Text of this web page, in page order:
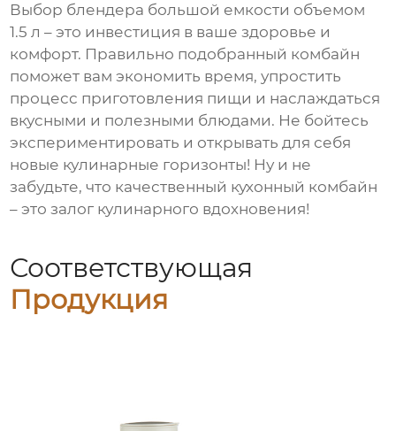
Выбор блендера большой емкости объемом
1.5 л – это инвестиция в ваше здоровье и
комфорт. Правильно подобранный комбайн
поможет вам экономить время, упростить
процесс приготовления пищи и наслаждаться
вкусными и полезными блюдами. Не бойтесь
экспериментировать и открывать для себя
новые кулинарные горизонты! Ну и не
забудьте, что качественный кухонный комбайн
– это залог кулинарного вдохновения!
Соответствующая
Продукция